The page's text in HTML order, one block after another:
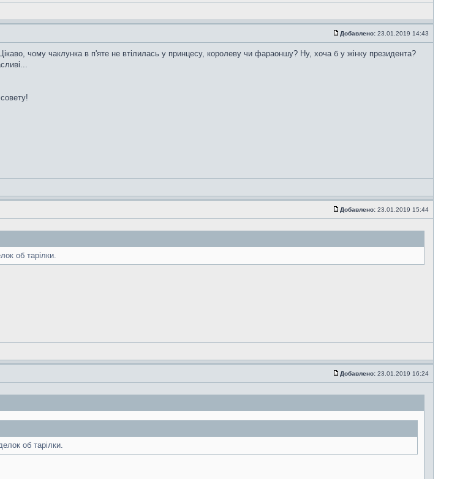
Добавлено: 23.01.2019 14:43
чому чаклунка в п'яте не втілилась у принцесу, королеву чи фараоншу? Ну, хоча б у жінку президента?
Добавлено: 23.01.2019 15:44
об тарілки.
Добавлено: 23.01.2019 16:24
об тарілки.